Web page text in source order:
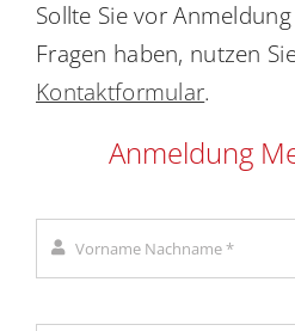
Sollte Sie vor
Fragen haben, nutzen
Kontaktformular.
Anmeldung